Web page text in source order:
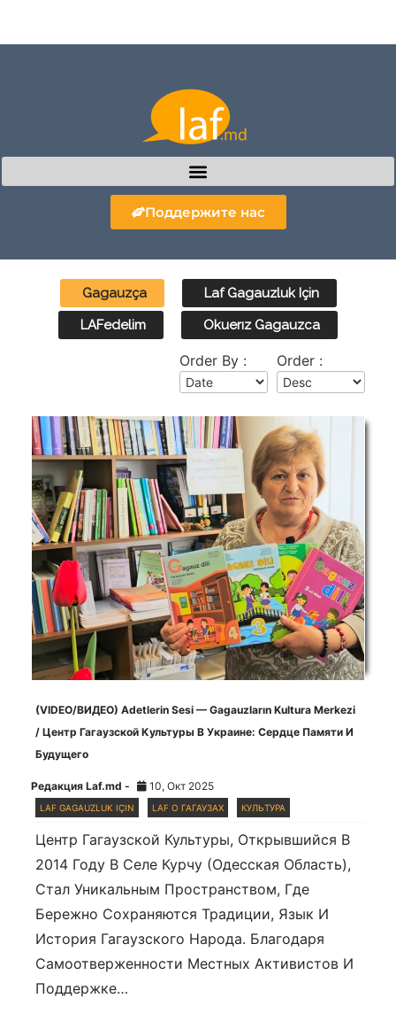
Поддержите нас
Gagauzça
Laf Gagauzluk Için
LAFedelim
Okuerız Gagauzca
Order By : Order :
(VIDEO/ВИДЕО) Adetlerin Sesi — Gagauzların Kultura Merkezi
/ Центр Гагаузской Культуры В Украине: Сердце Памяти И
Будущего
Редакция Laf.md - 10, Окт 2025
LAF GAGAUZLUK IÇIN LAF О ГАГАУЗАХ КУЛЬТУРА
Центр Гагаузской Культуры, Открывшийся В
2014 Году В Селе Курчу (Одесская Область),
Стал Уникальным Пространством, Где
Бережно Сохраняются Традиции, Язык И
История Гагаузского Народа. Благодаря
Самоотверженности Местных Активистов И
Поддержке…